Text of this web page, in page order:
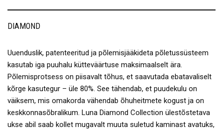
DIAMOND
Uuenduslik, patenteeritud ja põlemisjääkideta põletussüsteem
kasutab iga puuhalu kütteväärtuse maksimaalselt ära.
Põlemisprotsess on piisavalt tõhus, et saavutada ebatavaliselt
kõrge kasutegur – üle 80%. See tähendab, et puudekulu on
väiksem, mis omakorda vähendab õhuheitmete kogust ja on
keskkonnasõbralikum. Luna Diamond Collection ülestõstetava
ukse abil saab kollet mugavalt muuta suletud kaminast avatuks,